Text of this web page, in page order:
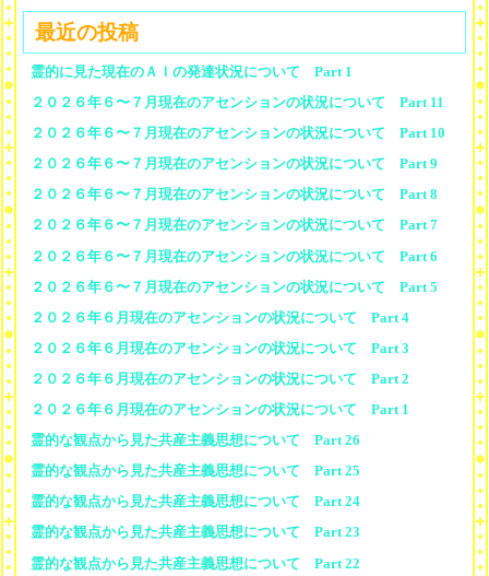
最近の投稿
霊的に見た現在のＡＩの発達状況について Part 1
２０２６年６〜７月現在のアセンションの状況について Part 11
２０２６年６〜７月現在のアセンションの状況について Part 10
２０２６年６〜７月現在のアセンションの状況について Part 9
２０２６年６〜７月現在のアセンションの状況について Part 8
２０２６年６〜７月現在のアセンションの状況について Part 7
２０２６年６〜７月現在のアセンションの状況について Part 6
２０２６年６〜７月現在のアセンションの状況について Part 5
２０２６年６月現在のアセンションの状況について Part 4
２０２６年６月現在のアセンションの状況について Part 3
２０２６年６月現在のアセンションの状況について Part 2
２０２６年６月現在のアセンションの状況について Part 1
霊的な観点から見た共産主義思想について Part 26
霊的な観点から見た共産主義思想について Part 25
霊的な観点から見た共産主義思想について Part 24
霊的な観点から見た共産主義思想について Part 23
霊的な観点から見た共産主義思想について Part 22